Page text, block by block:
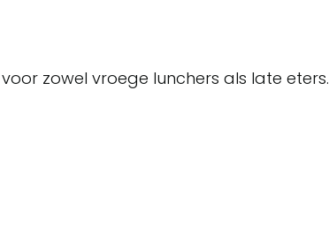
zowel vroege lunchers als late eters.